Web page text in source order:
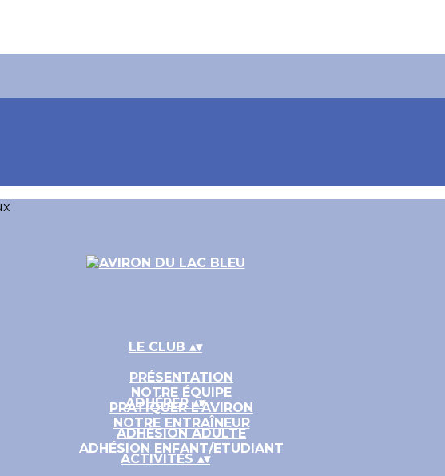
LE CLUB ▴▾
PRÉSENTATION
NOTRE ÉQUIPE
PRATIQUER L'AVIRON
NOTRE ENTRAÎNEUR
ADHÉRER▴▾
ADHÉSION ADULTE
ADHÉSION ENFANT/ETUDIANT
ACTIVITÉS▴▾